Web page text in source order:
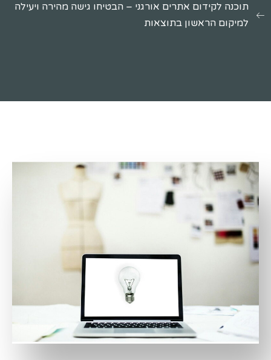
תוכנה לקידום אתרים אורגני – הבטיחו גישה מהירה ויעילה
למיקום הראשון בתוצאות